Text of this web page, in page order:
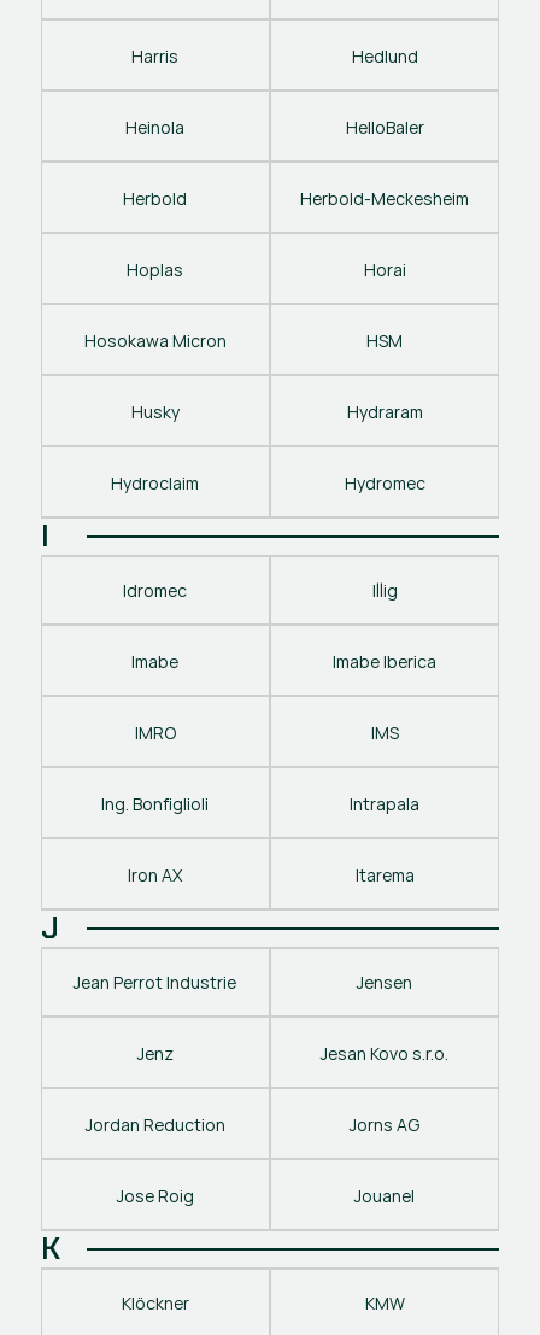
Harris Hedlund
Heinola HelloBaler
Herbold Herbold-Meckesheim
Hoplas Horai
Hosokawa Micron HSM
Husky Hydraram
Hydroclaim Hydromec
I
Idromec Illig
Imabe Imabe Iberica
IMRO IMS
Ing. Bonfiglioli Intrapala
Iron AX Itarema
J
Jean Perrot Industrie Jensen
Jenz Jesan Kovo s.r.o.
Jordan Reduction Jorns AG
Jose Roig Jouanel
K
Klöckner KMW